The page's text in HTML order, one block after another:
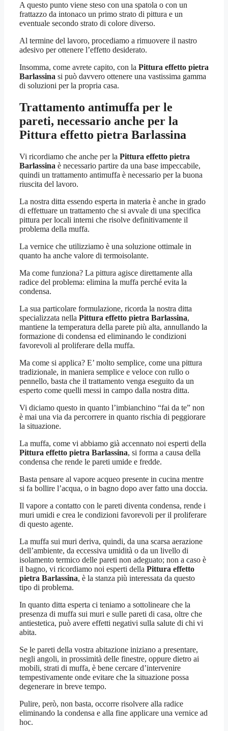
A questo punto viene steso con una spatola o con un
frattazzo da intonaco un primo strato di pittura e un
eventuale secondo strato di colore diverso.
Al termine del lavoro, procediamo a rimuovere il nastro
adesivo per ottenere l’effetto desiderato.
Insomma, come avrete capito, con la Pittura effetto pietra
Barlassina si può davvero ottenere una vastissima gamma
di soluzioni per la propria casa.
Trattamento antimuffa per le
pareti, necessario anche per la
Pittura effetto pietra Barlassina
Vi ricordiamo che anche per la Pittura effetto pietra
Barlassina è necessario partire da una base impeccabile,
quindi un trattamento antimuffa è necessario per la buona
riuscita del lavoro.
La nostra ditta essendo esperta in materia è anche in grado
di effettuare un trattamento che si avvale di una specifica
pittura per locali interni che risolve definitivamente il
problema della muffa.
La vernice che utilizziamo è una soluzione ottimale in
quanto ha anche valore di termoisolante.
Ma come funziona? La pittura agisce direttamente alla
radice del problema: elimina la muffa perché evita la
condensa.
La sua particolare formulazione, ricorda la nostra ditta
specializzata nella Pittura effetto pietra Barlassina,
mantiene la temperatura della parete più alta, annullando la
formazione di condensa ed eliminando le condizioni
favorevoli al proliferare della muffa.
Ma come si applica? E’ molto semplice, come una pittura
tradizionale, in maniera semplice e veloce con rullo o
pennello, basta che il trattamento venga eseguito da un
esperto come quelli messi in campo dalla nostra ditta.
Vi diciamo questo in quanto l’imbianchino “fai da te” non
è mai una via da percorrere in quanto rischia di peggiorare
la situazione.
La muffa, come vi abbiamo già accennato noi esperti della
Pittura effetto pietra Barlassina, si forma a causa della
condensa che rende le pareti umide e fredde.
Basta pensare al vapore acqueo presente in cucina mentre
si fa bollire l’acqua, o in bagno dopo aver fatto una doccia.
Il vapore a contatto con le pareti diventa condensa, rende i
muri umidi e crea le condizioni favorevoli per il proliferare
di questo agente.
La muffa sui muri deriva, quindi, da una scarsa aerazione
dell’ambiente, da eccessiva umidità o da un livello di
isolamento termico delle pareti non adeguato; non a caso è
il bagno, vi ricordiamo noi esperti della Pittura effetto
pietra Barlassina, è la stanza più interessata da questo
tipo di problema.
In quanto ditta esperta ci teniamo a sottolineare che la
presenza di muffa sui muri e sulle pareti di casa, oltre che
antiestetica, può avere effetti negativi sulla salute di chi vi
abita.
Se le pareti della vostra abitazione iniziano a presentare,
negli angoli, in prossimità delle finestre, oppure dietro ai
mobili, strati di muffa, è bene cercare d’intervenire
tempestivamente onde evitare che la situazione possa
degenerare in breve tempo.
Pulire, però, non basta, occorre risolvere alla radice
eliminando la condensa e alla fine applicare una vernice ad
hoc.